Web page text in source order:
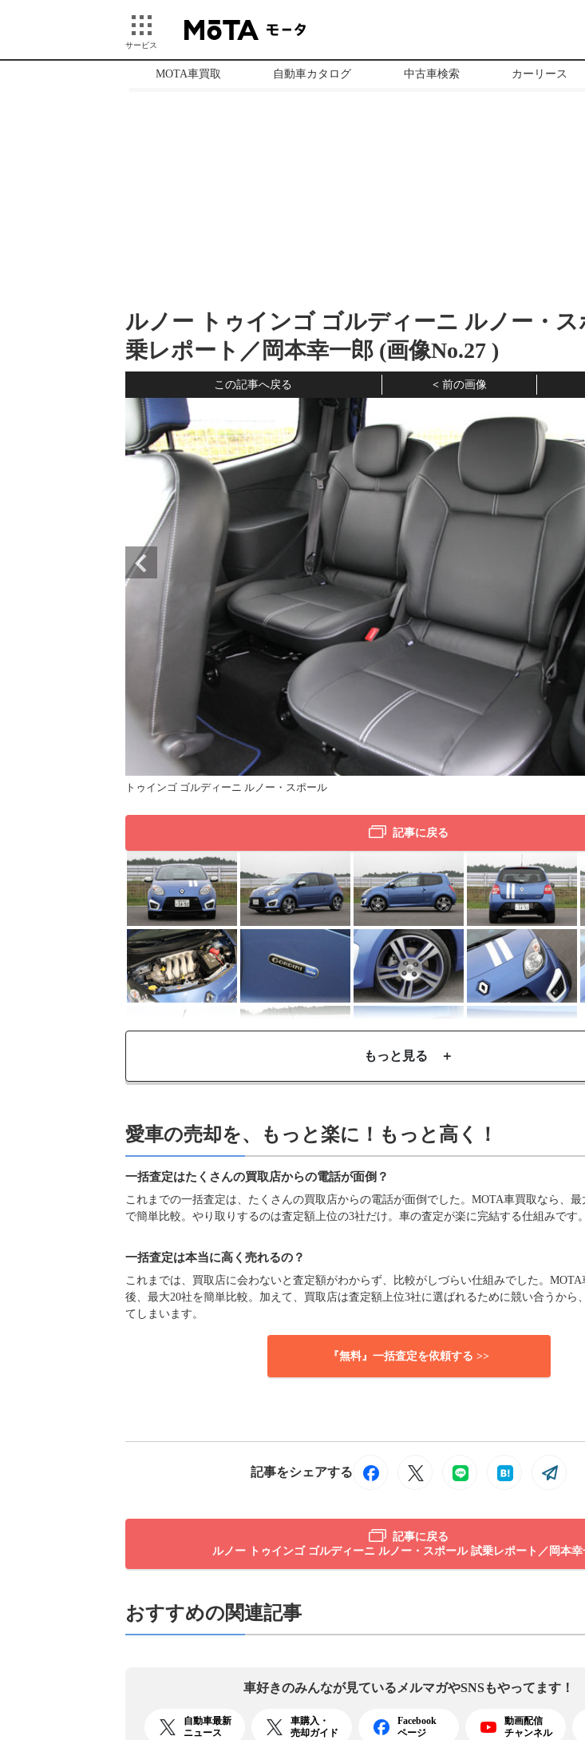
サービス
MOTA車買取 自動車カタログ 中古車検索 カーリース
ルノー トゥインゴ ゴルディーニ ルノー・ス
乗レポート／岡本幸一郎 (画像No.27 )
この記事へ戻る 前の画像
トゥインゴ ゴルディーニ ルノー・スポール
記事に戻る
もっと見る ＋
愛車の売却を、もっと楽に！もっと高く！
一括査定はたくさんの買取店からの電話が面倒？
これまでの一括査定は、たくさんの買取店からの電話が面倒でした。MOTA車買取なら、最
で簡単比較。やり取りするのは査定額上位の3社だけ。車の査定が楽に完結する仕組みです。
一括査定は本当に高く売れるの？
これまでは、買取店に会わないと査定額がわからず、比較がしづらい仕組みでした。MOTA
後、最大20社を簡単比較。加えて、買取店は査定額上位3社に選ばれるために競い合うから
てしまいます。
『無料』一括査定を依頼する >>
記事をシェアする
記事に戻る
ルノー トゥインゴ ゴルディーニ ルノー・スポール 試乗レポート／岡本幸
おすすめの関連記事
車好きのみんなが見ている メルマガやSNSもやってます！
自動車最新
ニュース
車購入・
売却ガイド
Facebook
ページ
動画配信
チャンネル